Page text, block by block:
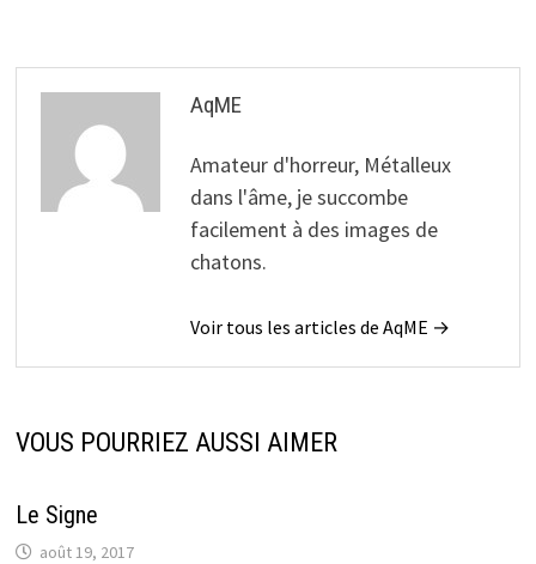
AqME
Amateur d'horreur, Métalleux
dans l'âme, je succombe
facilement à des images de
chatons.
Voir tous les articles de AqME →
VOUS POURRIEZ AUSSI AIMER
Le Signe
août 19, 2017